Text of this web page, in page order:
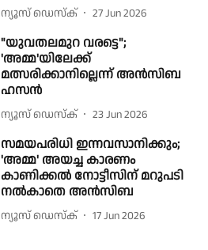
ന്യൂസ് ഡെസ്ക് 27 Jun 2026
"യുവതലമുറ വരട്ടെ";
'അമ്മ'യിലേക്ക്
മത്സരിക്കാനില്ലെന്ന് അൻസിബ
ഹസൻ
ന്യൂസ് ഡെസ്ക് 23 Jun 2026
സമയപരിധി ഇന്നവസാനിക്കും;
'അമ്മ' അയച്ച കാരണം
കാണിക്കൽ നോട്ടീസിന് മറുപടി
നൽകാതെ അൻസിബ
ന്യൂസ് ഡെസ്ക് 17 Jun 2026